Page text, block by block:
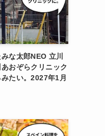
な太郎NEO 立川
おぞらクリニック
たい。2027年1月